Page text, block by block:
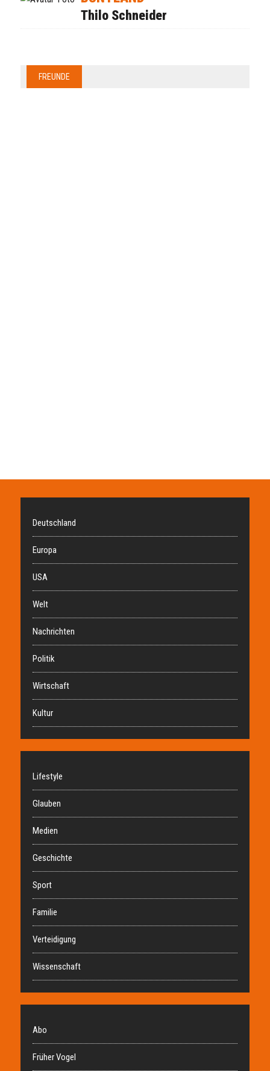
Thilo Schneider
FREUNDE
Deutschland
Europa
USA
Welt
Nachrichten
Politik
Wirtschaft
Kultur
Lifestyle
Glauben
Medien
Geschichte
Sport
Familie
Verteidigung
Wissenschaft
Abo
Früher Vogel